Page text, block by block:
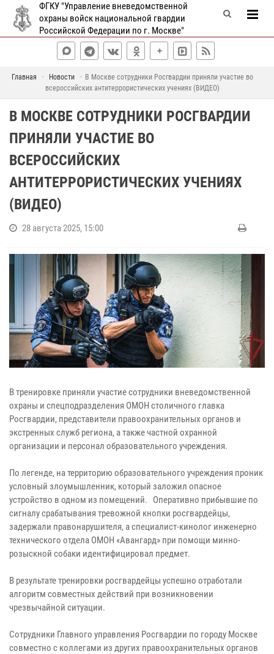
ФГКУ "Управление вневедомственной
охраны войск национальной гвардии
Российской Федерации по г. Москве"
Главная Новости
В Москве сотрудники Росгвардии приняли участие во
всероссийских антитеррористических учениях (ВИДЕО)
В МОСКВЕ СОТРУДНИКИ РОСГВАРДИИ
ПРИНЯЛИ УЧАСТИЕ ВО
ВСЕРОССИЙСКИХ
АНТИТЕРРОРИСТИЧЕСКИХ УЧЕНИЯХ
(ВИДЕО)
28 августа 2025, 15:00
В тренировке приняли участие сотрудники вневедомственной
охраны и спецподразделения ОМОН столичного главка
Росгвардии, представители правоохранительных органов и
экстренных служб региона, а также частной охранной
организации и персонал образовательного учреждения.
По легенде, на территорию образовательного учреждения проник
условный злоумышленник, который заложил опасное
устройство в одном из помещений. Оперативно прибывшие по
сигналу срабатывания тревожной кнопки росгвардейцы,
задержали правонарушителя, а специалист-кинолог инженерно
технического отдела ОМОН «Авангард» при помощи минно-
розыскной собаки идентифицировал предмет.
В результате тренировки росгвардейцы успешно отработали
алгоритм совместных действий при возникновении
чрезвычайной ситуации.
Сотрудники Главного управления Росгвардии по городу Москве
совместно с коллегами из других правоохранительных органов